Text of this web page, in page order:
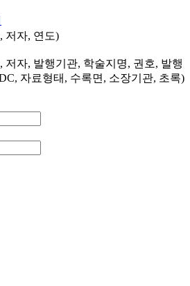
저자, 연도)
저자, 발행기관, 학술지명, 권호, 발행
자료형태, 수록면, 소장기관, 초록)